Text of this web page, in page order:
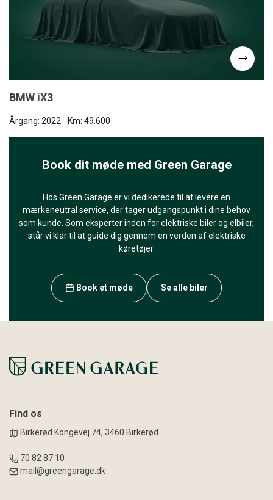
BMW iX3
Årgang: 2022 Km: 49.600
Book dit møde med Green Garage
Hos Green Garage er vi dedikerede til at levere en
mærkeneutral service, der tager udgangspunkt i dine behov
som kunde. Som eksperter inden for elektriske biler og elbiler,
står vi klar til at guide dig gennem en verden af elektriske
køretøjer.
Book et møde Se alle biler
Find os
Birkerød Kongevej 74, 3460 Birkerød
70 82 87 10
mail@greengarage.dk